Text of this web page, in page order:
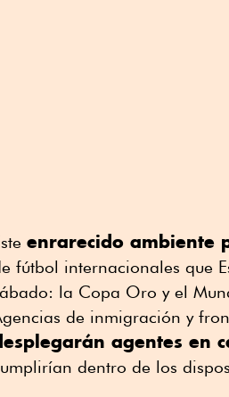
enrarecido ambiente
fútbol internacionales que
la Copa Oro y el
de inmigración y
agentes en
dentro de los